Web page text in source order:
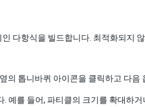
다항식을 빌드합니다. 최적화되지
톱니바퀴 아이콘을 클릭하고 다음
예를 들어, 파티클의 크기를 확대하